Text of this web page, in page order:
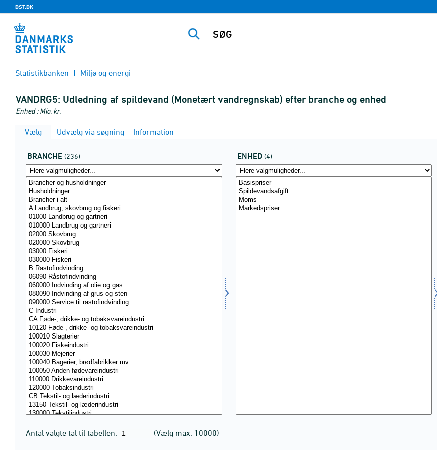
DST.DK
Statistikbanken Miljø og energi
VANDRG5: Udledning af spildevand (Monetært vandregnskab) efter branche og enhed
Enhed : Mio. kr.
Vælg Udvælg via søgning Information
BRANCHE (236) ENHED (4)
Antal valgte tal til tabellen: (Vælg max. 10000)